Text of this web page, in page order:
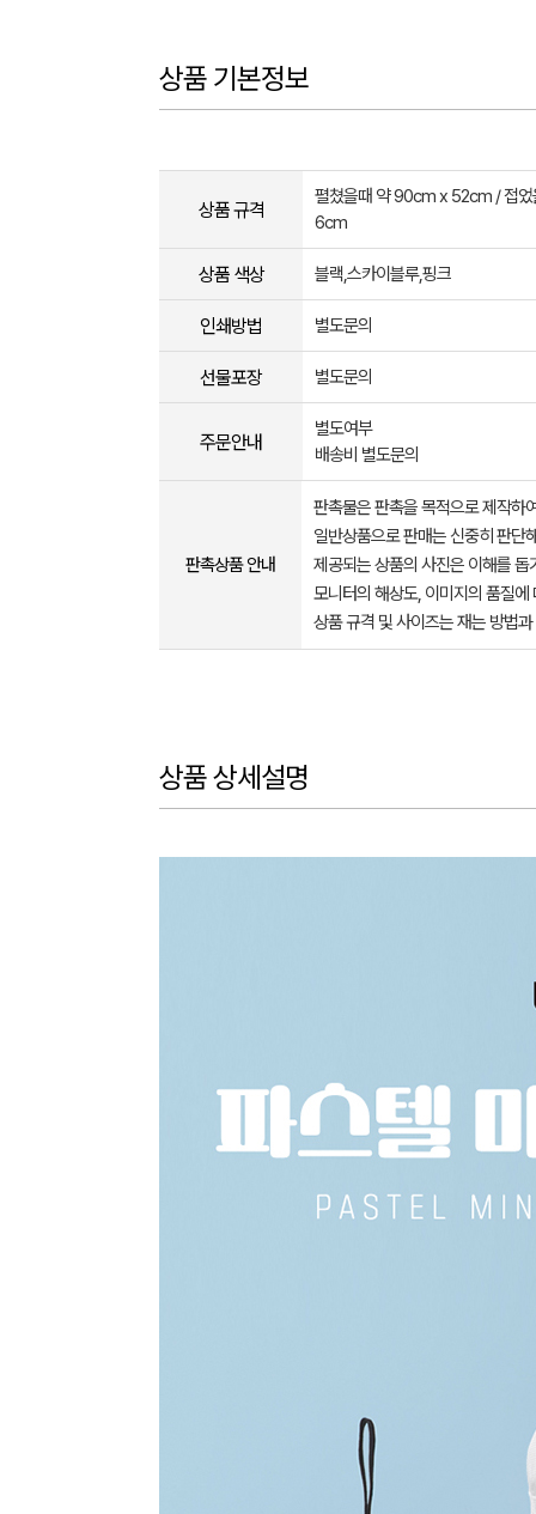
상품 기본정보
상품 규격
펼쳤을때 약 90cm x 52cm / 접
6cm
상품 색상 블랙,스카이블루,핑크
인쇄방법 별도문의
선물포장 별도문의
주문안내
별도여부
배송비 별도문의
판촉상품 안내
판촉물은 판촉을 목적으로 제작하
일반상품으로 판매는 신중히 판단
제공되는 상품의 사진은 이해를
모니터의 해상도, 이미지의 품질
상품 규격 및 사이즈는 재는 방법
상품 상세설명